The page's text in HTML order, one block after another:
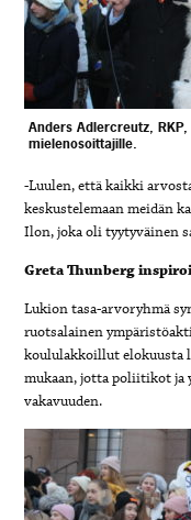
Anders Adlercreutz,
mielenosoittajille.
-Luulen, että kaikki
keskustelemaan meidän
Ilon, joka oli tyytyväinen
Greta Thunberg
Lukion tasa-arvoryhmä
ruotsalainen
koululakkoillut elokuusta
mukaan, jotta poliitikot
vakavuuden.